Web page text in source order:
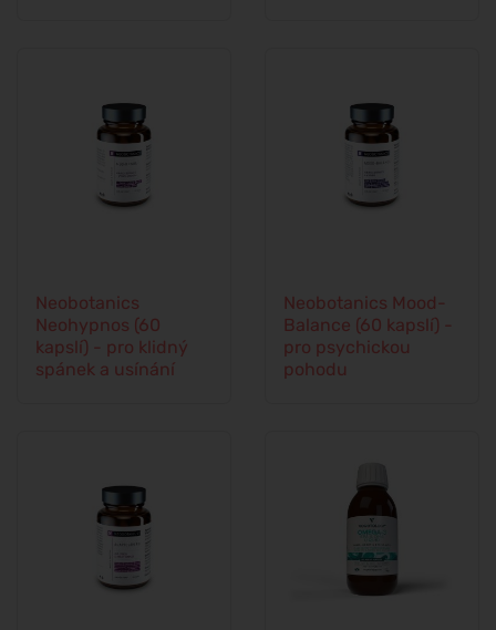
Neobotanics
Neohypnos (60
kapslí) - pro klidný
spánek a usínání
Neobotanics Mood-
Balance (60 kapslí) -
pro psychickou
pohodu